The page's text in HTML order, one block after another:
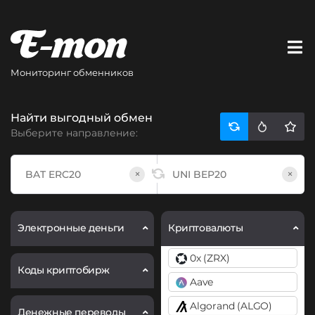
Мониторинг обменников
Найти выгодный обмен
Выберите направление:
× ×
Электронные деньги
Коды криптобирж
Денежные переводы
Криптовалюты
0x (ZRX)
Aave
Algorand (ALGO)